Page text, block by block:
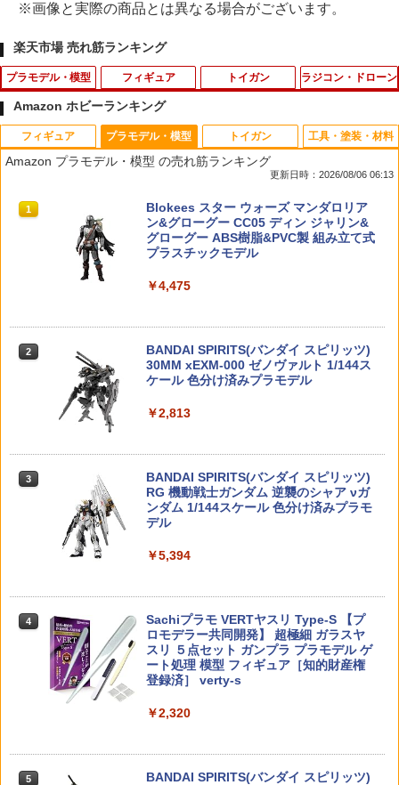
※画像と実際の商品とは異なる場合がございます。
楽天市場 売れ筋ランキング
プラモデル・模型
1
コトブキヤ 【再生産】M.S.Gプラユニッ
ト P-128 スパイク【P128X】 ディテー
￥352
ール2mm,イーグル2891-ST（ゆうパケ
イル,イーグルMINI4-TC01P4（ゆうパケ
バンダイスピリッツ 05 30MM bEXMー1
バンダイスピリッツ 30MM EXM76 eEX
M−23 テックプロト 02
フィギュア
1
【未開封】Grandista ワンピース GEAR
5 3 ルフィ ニカ MONKEY.D.LUFFY GE
￥2,200
えりーず エジプト編 ノーマル7種セット
フィギュア 漣伯理【2026年8月予約】
￥2,380
2026年11月予約 ガチャ【スター・ウォ
コンプリート 4種セット カプセルトイ】
BUSHIROAD THE BOX テレタビーズ
フロッキーフィギュアキーホルダー【B
OX】
￥2,839
トイガン
1
バイオハザード 車 給油口 ステッカー ド
レスアップ デカール シール カスタム エ
ンブレム アクセサリー ブランド アウト
しゃれ
￥795
￥917
mm カネキャップ 火薬 100発付 大音量
STGA 送料無料
￥1,381
ーター研磨仕上げ採用 サバゲー サバイ
バル ゲーム ミリタリー エアガン 電動ガ
ン エアーガン アウトドア・ホビー用品
￥1,470
マスク ダブルバンド グリーン/迷彩 SGM
ラジコン・ドローン
Amazon ホビーランキング
フィギュア
1
TAMASHII NATIONS オリジン・オブ・
バルキリー 超時空要塞マクロス VF-1J
バルキリー45th Anniv. 約225mm ABS&
ダイキャスト製 塗装済み可動フィギュア
￥-
2
TAMASHII NATIONS S.H.フィギュアー
ツ 呪術廻戦 伏黒甚爾 約155mm PVC&A
BS製 塗装済み可動フィギュア
￥13,980
3
TAMASHII NATIONS S.H.フィギュアー
ツ TV アニメ「呪術廻戦」 脹相 約150m
m PVC&ABS製 塗装済み可動フィギュア
ツ ONE PIECE シャンクス -マリンフォ
ード頂上決戦- 約165mm PVC&ABS&布
製 塗装済み可動フィギュア
￥9,900
LL 草薙素子 約140mm PVC&ABS製 塗
プラモデル・模型
Amazon プラモデル・模型 の売れ筋ランキング
更新日時：2026/08/06 06:13
1
Blokees スター ウォーズ マンダロリア
ン&グローグー CC05 ディン ジャリン&
グローグー ABS樹脂&PVC製 組み立て式
プラスチックモデル
￥4,475
2
BANDAI SPIRITS(バンダイ スピリッツ)
30MM xEXM-000 ゼノヴァルト 1/144ス
ケール 色分け済みプラモデル
￥2,813
3
BANDAI SPIRITS(バンダイ スピリッツ)
RG 機動戦士ガンダム 逆襲のシャア νガ
ンダム 1/144スケール 色分け済みプラモ
デル
￥5,394
4
Sachiプラモ VERTヤスリ Type-S 【プ
ロモデラー共同開発】 超極細 ガラスヤ
スリ ５点セット ガンプラ プラモデル ゲ
ート処理 模型 フィギュア［知的財産権
登録済］ verty-s
￥2,320
5 BANDAI SPIRITS(バンダイ スピリッツ)
トイガン 工具・塗装・材料